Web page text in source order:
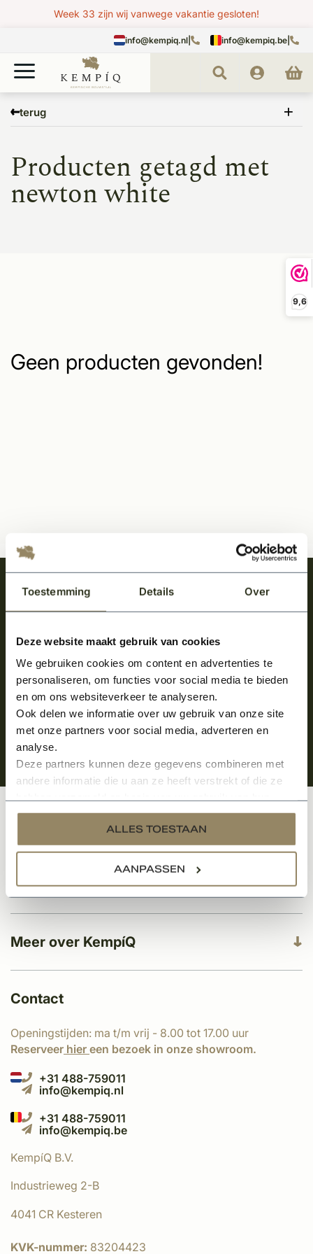
Toestemming Details Over
Deze website maakt gebruik van cookies
We gebruiken cookies om content en advertenties te
personaliseren, om functies voor social media te bieden
en om ons websiteverkeer te analyseren.
Ook delen we informatie over uw gebruik van onze site
met onze partners voor social media, adverteren en
analyse.
Deze partners kunnen deze gegevens combineren met
andere informatie die u aan ze heeft verstrekt of die ze
services.
ALLES TOESTAAN
AANPASSEN
9,6
Week 33 zijn wij vanwege vakantie gesloten!
info@kempiq.nl info@kempiq.be
terug
newton white
Producten getagd met
newton white
Geen producten gevonden!
Meld je aan en ontvang het laatste nieuws
over onze kempische bouwstijl!
Aanmelden voor de nieuwsbrief
Meer over KempíQ
Klantenservice
Categorieën
Contact
Openingstijden: ma t/m vrij - 8.00 tot 17.00 uur
Reserveer hier een bezoek in onze showroom.
+31 488-759011
info@kempiq.nl
+31 488-759011
info@kempiq.be
KempíQ B.V.
Industrieweg 2-B
4041 CR Kesteren
KVK-nummer: 83204423